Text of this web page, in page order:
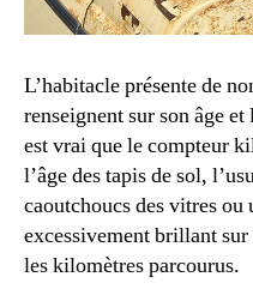
L’habitacle présente de
renseignent sur son âge
est vrai que le compteur
l’âge des tapis de sol,
caoutchoucs des vitres
excessivement brillant
les kilomètres parcourus.